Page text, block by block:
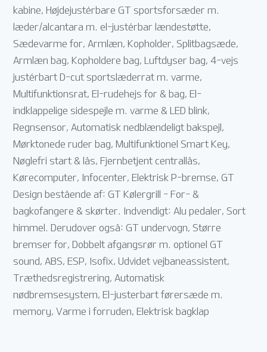
kabine, Højdejustérbare GT sportsforsæder m.
læder/alcantara m. el-justérbar lændestøtte,
Sædevarme for, Armlæn, Kopholder, Splitbagsæde,
Armlæn bag, Kopholdere bag, Luftdyser bag, 4-vejs
justérbart D-cut sportslæderrat m. varme,
Multifunktionsrat, El-rudehejs for & bag, El-
indklappelige sidespejle m. varme & LED blink,
Regnsensor, Automatisk nedblændeligt bakspejl,
Mørktonede ruder bag, Multifunktionel Smart Key,
Nøglefri start & lås, Fjernbetjent centrallås,
Kørecomputer, Infocenter, Elektrisk P-bremse, GT
Design bestående af: GT Kølergrill - For- &
bagkofangere & skørter. Indvendigt: Alu pedaler, Sort
himmel. Derudover også: GT undervogn, Større
bremser for, Dobbelt afgangsrør m. optionel GT
sound, ABS, ESP, Isofix, Udvidet vejbaneassistent,
Træthedsregistrering, Automatisk
nødbremsesystem, El-justerbart førersæde m.
memory, Varme i forruden, Elektrisk bagklap